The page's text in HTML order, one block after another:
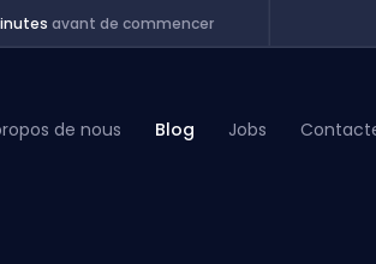
avant de commencer
de nous Blog Jobs